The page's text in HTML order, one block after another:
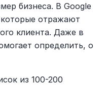
бизнеса. В Google
отражают
клиента. Даже в
определить, о
из 100-200